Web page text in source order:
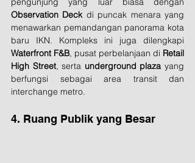
Observation Deck di puncak menara yang
menawarkan pemandangan panorama kota
Waterfront F&B, pusat perbelanjaan di Retail
High Street, serta underground plaza yang
berfungsi sebagai area transit dan
interchange metro.
4. Ruang Publik yang Besar